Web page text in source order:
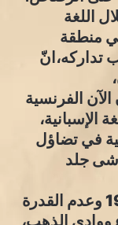
اللغة
في منطقة
تداركه،انّ
الفرنسية
الإسبانية،
في تضاؤل
جلد
ثمّ بدأت مهزلة حرب إيفني عام 1957 وعدم القدرة
ووادي الذهب،